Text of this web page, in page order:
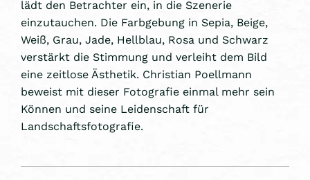
lädt den Betrachter ein, in die Szenerie
einzutauchen. Die Farbgebung in Sepia, Beige,
Weiß, Grau, Jade, Hellblau, Rosa und Schwarz
verstärkt die Stimmung und verleiht dem Bild
eine zeitlose Ästhetik. Christian Poellmann
beweist mit dieser Fotografie einmal mehr sein
Können und seine Leidenschaft für
Landschaftsfotografie.